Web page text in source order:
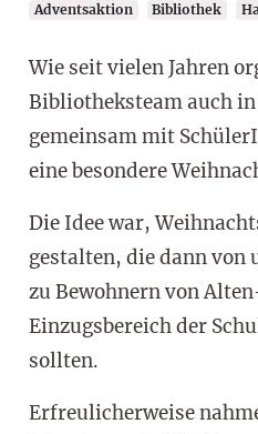
Adventsaktion Bibliothek
Wie seit vielen Jahren
Bibliotheksteam auch
gemeinsam mit
eine besondere
Die Idee war,
gestalten, die dann von
zu Bewohnern von
Einzugsbereich der
sollten.
Erfreulicherweise